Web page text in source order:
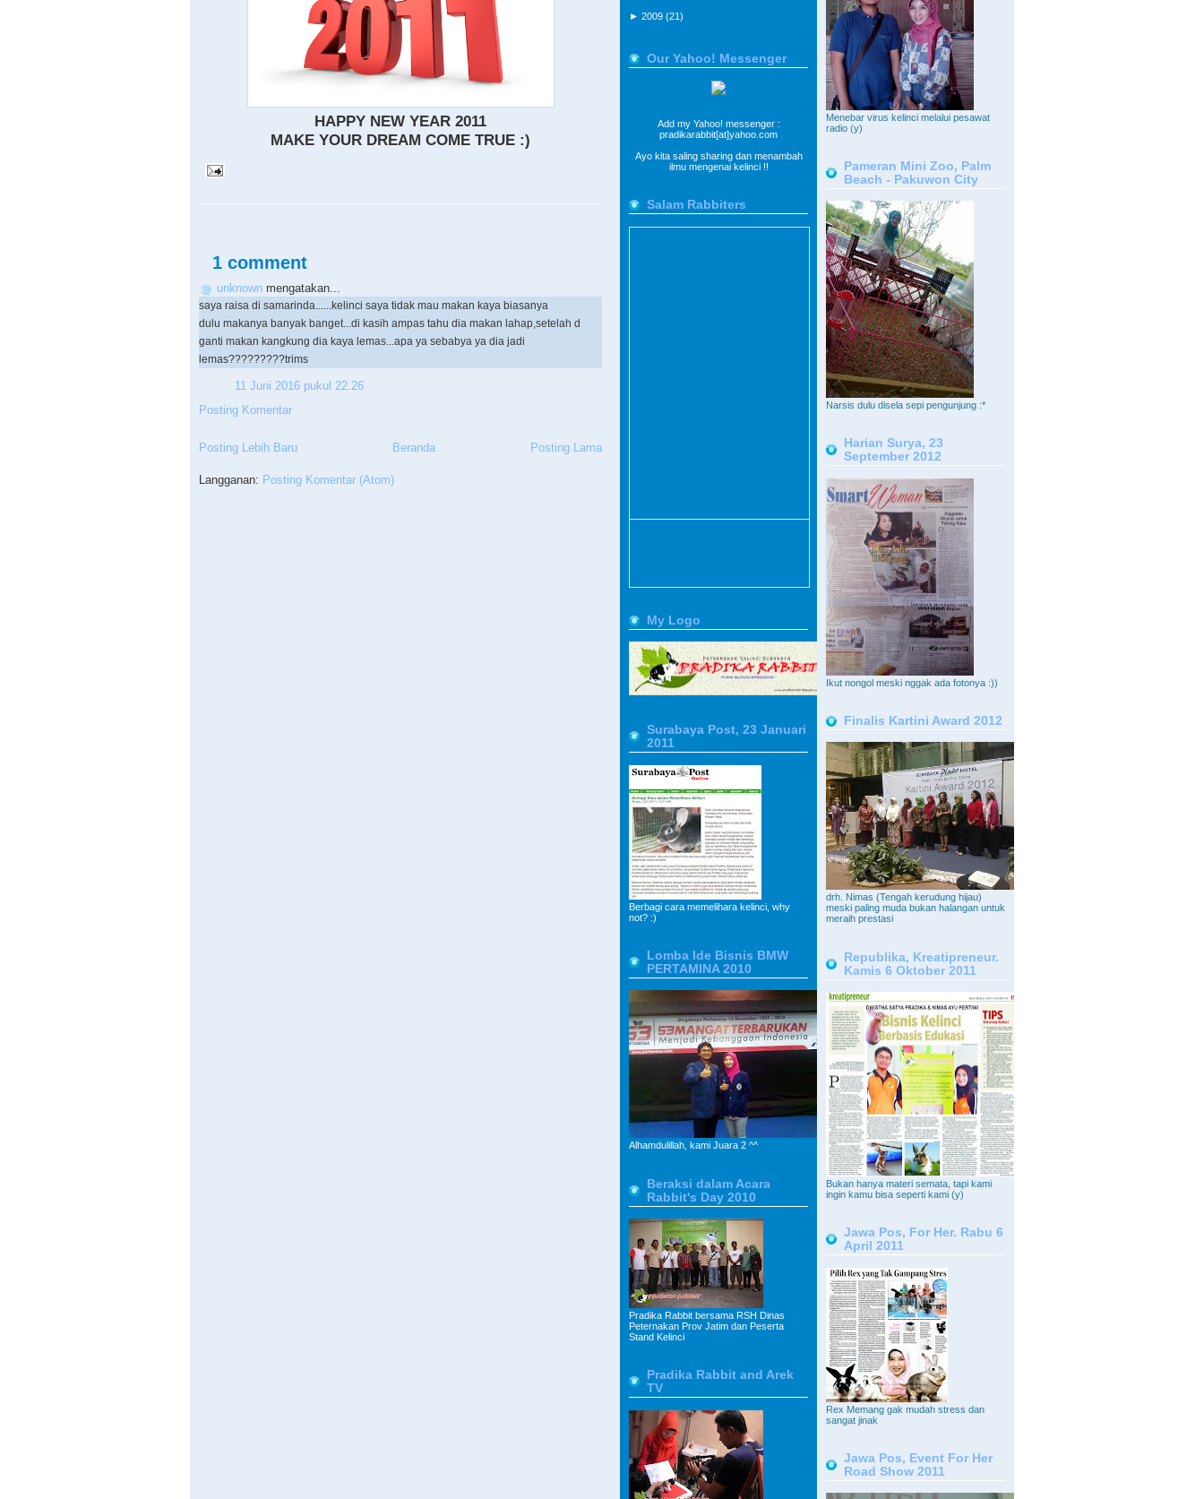
HAPPY NEW YEAR 2011
MAKE YOUR DREAM COME TRUE :)
1 comment
unknown mengatakan...
saya raisa di samarinda......kelinci saya tidak mau makan kaya biasanya
dulu makanya banyak banget...di kasih ampas tahu dia makan lahap,setelah d
ganti makan kangkung dia kaya lemas...apa ya sebabya ya dia jadi
lemas?????????trims
11 Juni 2016 pukul 22.26
Posting Komentar
Posting Lebih Baru Posting Lama
Beranda
Langganan: Posting Komentar (Atom)
Menebar virus kelinci melalui pesawat
radio (y)
Pameran Mini Zoo, Palm
Beach - Pakuwon City
Narsis dulu disela sepi pengunjung :*
Harian Surya, 23
September 2012
Ikut nongol meski nggak ada fotonya :))
Finalis Kartini Award 2012
drh. Nimas (Tengah kerudung hijau)
meski paling muda bukan halangan untuk
meraih prestasi
Republika, Kreatipreneur.
Kamis 6 Oktober 2011
Bukan hanya materi semata, tapi kami
ingin kamu bisa seperti kami (y)
Jawa Pos, For Her. Rabu 6
April 2011
Rex Memang gak mudah stress dan
sangat jinak
Jawa Pos, Event For Her
Road Show 2011
► 2009 (21)
Our Yahoo! Messenger
Add my Yahoo! messenger :
pradikarabbit[at]yahoo.com
Ayo kita saling sharing dan menambah
ilmu mengenai kelinci !!
Salam Rabbiters
My Logo
Surabaya Post, 23 Januari
2011
Berbagi cara memelihara kelinci, why
not? :)
Lomba Ide Bisnis BMW
PERTAMINA 2010
Alhamdulillah, kami Juara 2 ^^
Beraksi dalam Acara
Rabbit's Day 2010
Pradika Rabbit bersama RSH Dinas
Peternakan Prov Jatim dan Peserta
Stand Kelinci
Pradika Rabbit and Arek
TV